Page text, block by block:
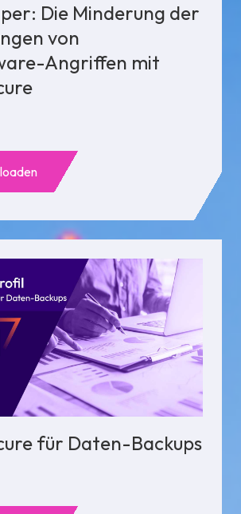
Die Minderung der
von
Angriffen mit
für Daten-Backups